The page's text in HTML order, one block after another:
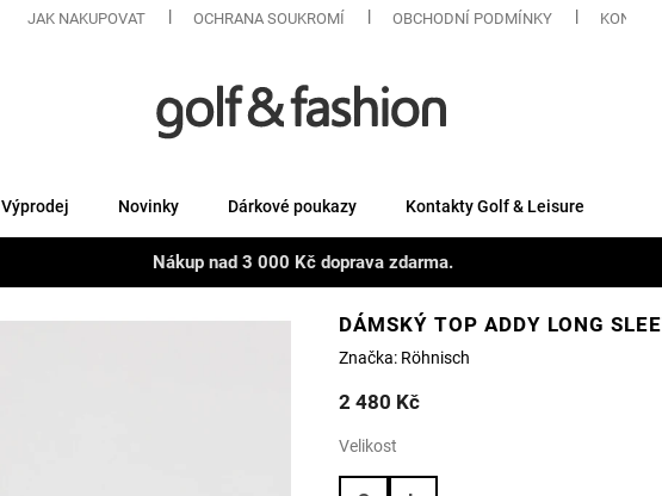
JAK NAKUPOVAT OCHRANA SOUKROMÍ OBCHODNÍ PODMÍNKY
Výprodej Novinky Dárkové poukazy Kontakty Golf & Leisure
Nákup nad 3 000 Kč doprava zdarma.
DÁMSKÝ TOP ADDY LONG
Značka: Röhnisch
2 480 Kč
Velikost